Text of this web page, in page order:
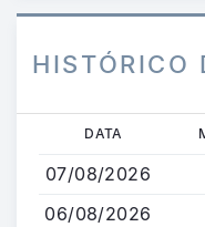
HISTÓRICO
Passar
o
conteúdo
DATA
07/08/2026
06/08/2026